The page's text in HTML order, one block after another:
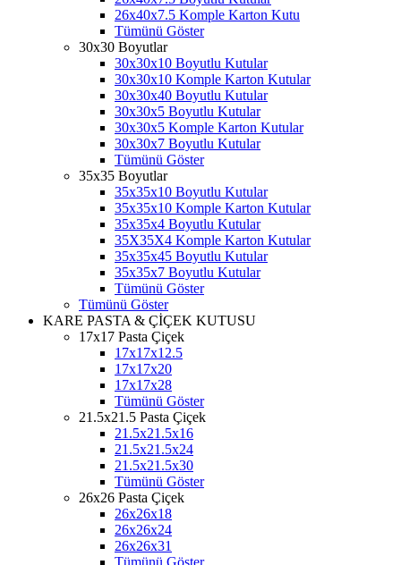
26x40x7.5 Komple Karton Kutu
Tümünü Göster
30x30 Boyutlar
30x30x10 Boyutlu Kutular
30x30x10 Komple Karton Kutular
30x30x40 Boyutlu Kutular
30x30x5 Boyutlu Kutular
30x30x5 Komple Karton Kutular
30x30x7 Boyutlu Kutular
Tümünü Göster
35x35 Boyutlar
35x35x10 Boyutlu Kutular
35x35x10 Komple Karton Kutular
35x35x4 Boyutlu Kutular
35X35X4 Komple Karton Kutular
35x35x45 Boyutlu Kutular
35x35x7 Boyutlu Kutular
Tümünü Göster
Tümünü Göster
KARE PASTA & ÇİÇEK KUTUSU
17x17 Pasta Çiçek
17x17x12.5
17x17x20
17x17x28
Tümünü Göster
21.5x21.5 Pasta Çiçek
21.5x21.5x16
21.5x21.5x24
21.5x21.5x30
Tümünü Göster
26x26 Pasta Çiçek
26x26x18
26x26x24
26x26x31
Tümünü Göster